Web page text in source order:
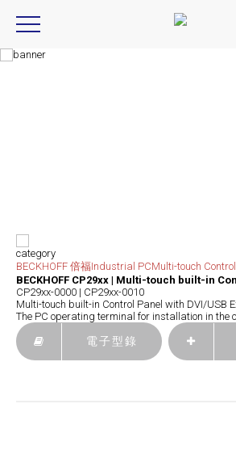
category
BECKHOFF 倍福Industrial PCMulti-touch
BECKHOFF CP29xx | Multi-touch built-in
CP29xx-0000 | CP29xx-0010
Multi-touch built-in Control Panel with DVI/USB
The PC operating terminal for installation in the
電子型錄